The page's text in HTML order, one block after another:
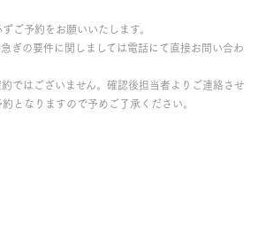
ご予約をお願いいたします。
ぎの要件に関しましては電話にて直接お問い合わ
ではございません。確認後担当者よりご連絡させ
となりますので予めご了承ください。